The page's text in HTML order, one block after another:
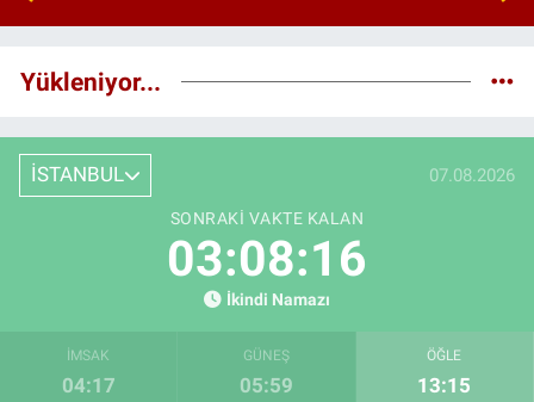
Yükleniyor...
İSTANBUL 07.08.2026
SONRAKI VAKTE KALAN
03:08:15
İkindi Namazı
İMSAK
04:17
GÜNEŞ
05:59
ÖĞLE
13:15